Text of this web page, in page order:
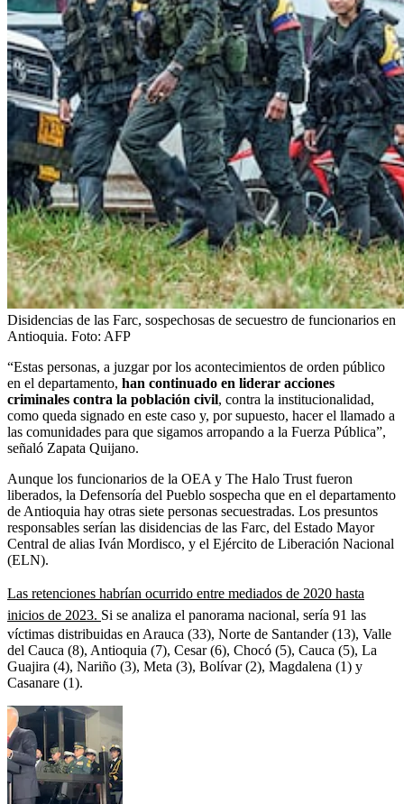
Disidencias de las Farc, sospechosas de secuestro de funcionarios en
Antioquia. Foto: AFP
“Estas personas, a juzgar por los acontecimientos de orden público
en el departamento, han continuado en liderar acciones
criminales contra la población civil, contra la institucionalidad,
como queda signado en este caso y, por supuesto, hacer el llamado a
las comunidades para que sigamos arropando a la Fuerza Pública”,
señaló Zapata Quijano.
Aunque los funcionarios de la OEA y The Halo Trust fueron
liberados, la Defensoría del Pueblo sospecha que en el departamento
de Antioquia hay otras siete personas secuestradas. Los presuntos
responsables serían las disidencias de las Farc, del Estado Mayor
Central de alias Iván Mordisco, y el Ejército de Liberación Nacional
(ELN).
Las retenciones habrían ocurrido entre mediados de 2020 hasta
inicios de 2023. Si se analiza el panorama nacional, sería 91 las
víctimas distribuidas en Arauca (33), Norte de Santander (13), Valle
del Cauca (8), Antioquia (7), Cesar (6), Chocó (5), Cauca (5), La
Guajira (4), Nariño (3), Meta (3), Bolívar (2), Magdalena (1) y
Casanare (1).